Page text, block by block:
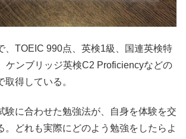
、TOEIC 990点、英検1級、国連英検特
ケンブリッジ英検C2 Proficiencyなどの
得している。
験に合わせた勉強法が、自身を体験を交
。どれも実際にどのよう勉強をしたらよ